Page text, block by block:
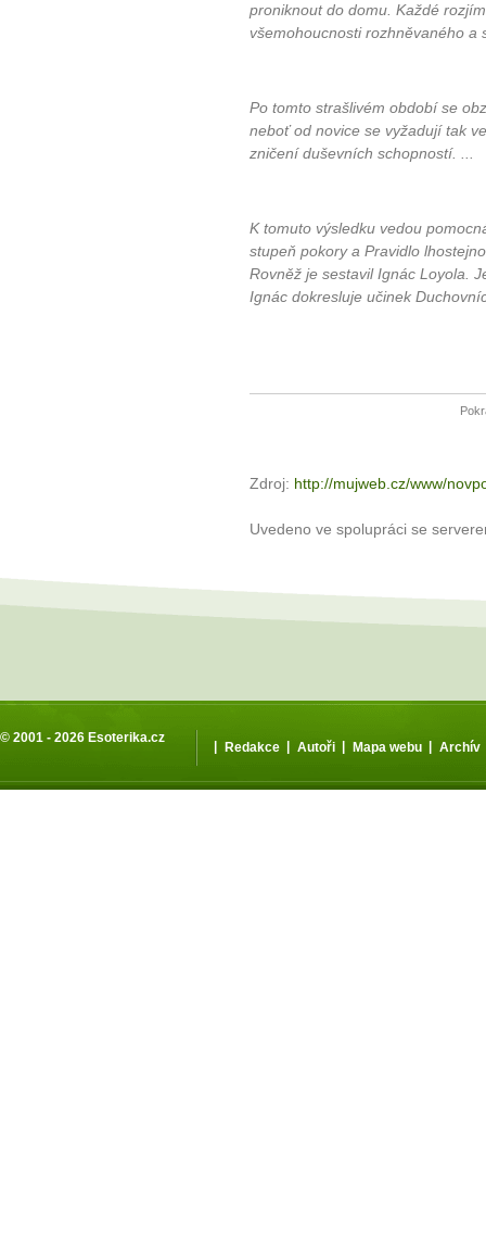
proniknout do domu. Každé
všemohoucnosti rozhněvaného a
Po tomto strašlivém období se
neboť od novice se vyžadují tak
zničení duševních schopností. ...
K tomuto výsledku vedou
stupeň pokory a Pravidlo
Rovněž je sestavil Ignác Loyola.
Ignác dokresluje učinek
Zdroj: http://mujweb.cz/www/
Uvedeno ve spolupráci se
© 2001 - 2026 Esoterika.cz
| Redakce | Autoři | Mapa webu | Archív